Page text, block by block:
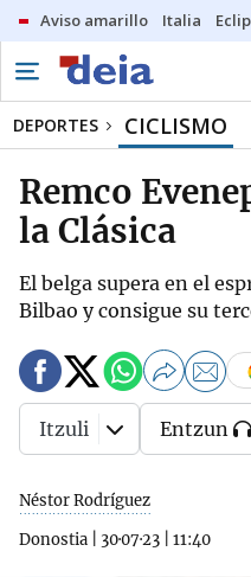
Aviso amarillo Italia
DEPORTES CICLISMO
Remco
la Clásica
El belga supera en el
Bilbao y consigue su
Néstor Rodríguez
Donostia
30·07·23 11:40
Itzuli Entzun